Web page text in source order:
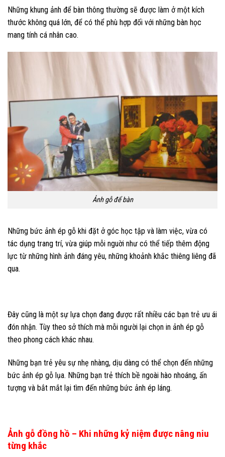
Những khung ảnh để bàn thông thường sẽ được làm ở một kích
thước không quá lớn, để có thể phù hợp đối với những bàn học
mang tính cá nhân cao.
Ảnh gỗ để bàn
Những bức ảnh ép gỗ khi đặt ở góc học tập và làm việc, vừa có
tác dụng trang trí, vừa giúp mỗi nguời như có thể tiếp thêm động
lực từ những hình ảnh đáng yêu, những khoảnh khắc thiêng liêng đã
qua.
Đây cũng là một sự lựa chọn đang được rất nhiều các bạn trẻ ưu ái
đón nhận. Tùy theo sở thích mà mỗi người lại chọn in ảnh ép gỗ
theo phong cách khác nhau.
Những bạn trẻ yêu sự nhẹ nhàng, dịu dàng có thể chọn đến những
bức ảnh ép gỗ lụa. Những bạn trẻ thích bề ngoài hào nhoáng, ấn
tượng và bắt mắt lại tìm đến những bức ảnh ép láng.
Ảnh gỗ đồng hồ – Khi những kỷ niệm được nâng niu
từng khắc